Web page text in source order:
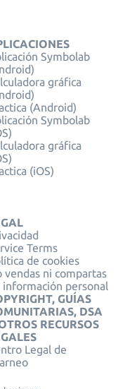
Symbolab
gráfica
(Android)
Symbolab
gráfica
(iOS)
Terms
de cookies
vendas ni compartas
información personal
GUÍAS
DSA
RECURSOS
Legal de